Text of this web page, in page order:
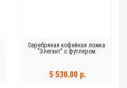
Серебряная кофейная ложка
"Элегант" с футляром
5 530.00 р.